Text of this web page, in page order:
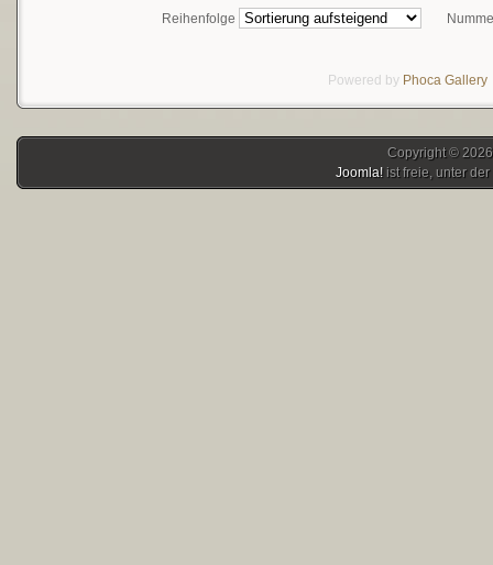
Reihenfolge
Powered by Phoca Gallery
Copyright ©
Joomla! ist freie, unter der